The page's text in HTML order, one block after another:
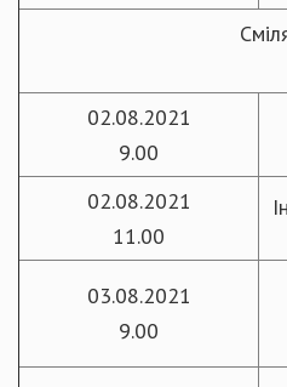
02.08.2021
9.00
02.08.2021
11.00
03.08.2021
9.00